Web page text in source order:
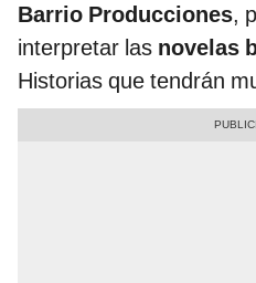
Barrio Producciones,
interpretar las novelas
Historias que tendrán